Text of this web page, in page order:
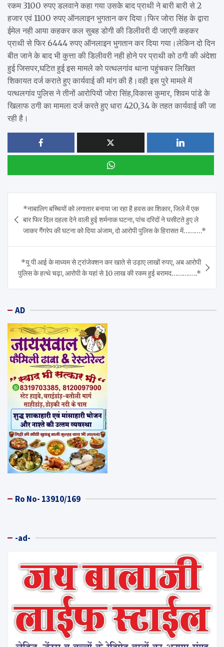
रकम 3100 रुपए डलवाने कहा गया उसके बाद प्राथी ने बारी बारी से 2
हजार एवं 1100 रुपए ऑनलाइन भुगतान कर दिया।फिर जोरा सिंह के द्वारा
ईमेल नही आया कहकर कल सुबह डोगी की डिलीवरी दी जाएगी कहकर
प्राथी से फिर 6444 रुपए ऑनलाइन भुगतान कर दिया गया।लेकिन दो दिन
बीत जाने के बाद भी कुत्ता की डिलीवरी नही होने पर प्राथी को ठगी की अंदेशा
हुई जिसपर,घटित हुई इस मामले को पत्थलगांव थाना पहुंचकर लिखित
शिकायत दर्ज कराते हुए कार्यवाई की मांग की है।वही इस पुरे मामले में
पत्थलगांव पुलिस ने तीनों आरोपियों जोरा सिंह,विकास कुमार, शिवम पांडे के
खिलाफ ठगी का मामला दर्ज करते हुए धारा 420,34 के तहत कार्यवाई की जा
रही है।
navigation
*नाबालिग बच्चियों को लगातार बनाया जा रहा है हवस का शिकार, जिले में एक
बार फिर दिल दहला देने वाली हुई शर्मनाक घटना, पांच दरिदों ने घसीटते हुए ले
जाकर गैंगरेप की घटना को दिया अंजाम, दो आरोपी पुलिस के हिरासत में……….*
*यू पी आई के माध्यम से ट्रांजेक्शन कर खाते से उड़ाए लाखों रुपए, अब आरोपी
पुलिस के हत्थे चढ़ा, आरोपी के यहां से 10 लाख की रकम हुई बरामद…………..*
AD
Ro No- 13910/169
-ad-